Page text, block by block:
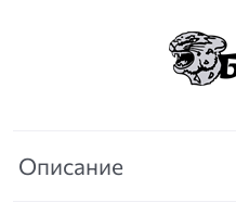
Описание